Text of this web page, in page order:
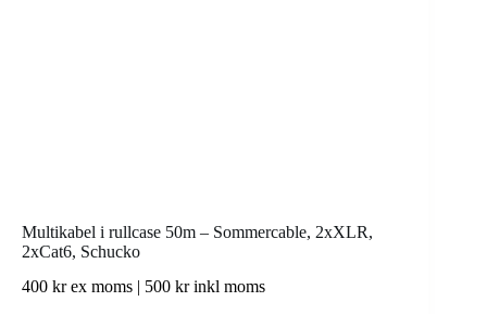
Multikabel i rullcase 50m – Sommercable, 2xXLR,
2xCat6, Schucko
400 krex moms | 500 krinkl moms